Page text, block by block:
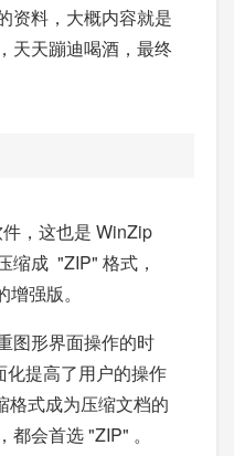
资料，大概内容就是
天天蹦迪喝酒，最终
，这也是 WinZip
缩成 "ZIP" 格式，
强版。
图形界面操作的时
提高了用户的操作
格式成为压缩文档的
会首选 "ZIP" 。